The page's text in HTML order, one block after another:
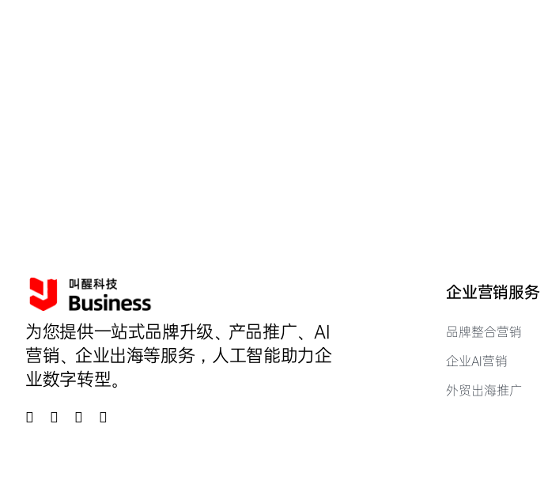
为您提供一站式品牌升级、产品推广、AI
营销、企业出海等服务，人工智能助力企
业数字转型。
企业营销服务
品牌整合营销
企业AI营销
外贸出海推广